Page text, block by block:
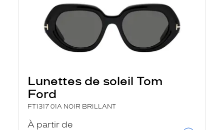
Lunettes de soleil Tom
Ford
FT1317 01A NOIR BRILLANT
À partir de